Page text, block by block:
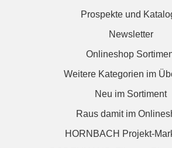
Prospekte und
Newsletter
Onlineshop
Weitere Kategorien im
Neu im Sortiment
Raus damit im
HORNBACH Projekt-